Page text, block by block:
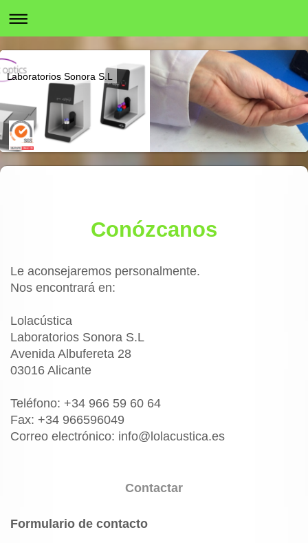
Laboratorios Sonora S.L
Conózcanos
Le aconsejaremos personalmente.
Nos encontrará en:
Lolacústica
Laboratorios Sonora S.L
Avenida Albufereta 28
03016 Alicante
Teléfono: +34 966 59 60 64
Fax: +34 966596049
Correo electrónico: info@lolacustica.es
Contactar
Formulario de contacto